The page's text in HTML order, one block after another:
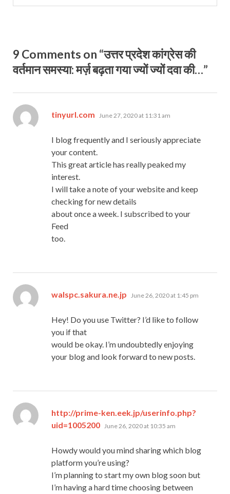
9 Comments on “उत्तर प्रदेश कांग्रेस की
वर्तमान समस्या: मर्ज़ बढ़ता गया ज्यों ज्यों दवा की…”
tinyurl.com says:
June 27, 2020 at 11:31 am
I blog frequently and I seriously appreciate
your content.
This great article has really peaked my
interest.
I will take a note of your website and keep
checking for new details
about once a week. I subscribed to your
Feed
too.
walspc.sakura.ne.jp says:
June 26, 2020 at 1:45 pm
Hey! Do you use Twitter? I’d like to follow
you if that
would be okay. I’m undoubtedly enjoying
your blog and look forward to new posts.
http://prime-ken.eek.jp/userinfo.php?
uid=1005200 says:
June 26, 2020 at 10:35 am
Howdy would you mind sharing which blog
platform you’re using?
I’m planning to start my own blog soon but
I’m having a hard time choosing between